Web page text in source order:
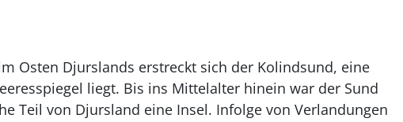
Osten Djurslands erstreckt sich der Kolindsund, eine
liegt. Bis ins Mittelalter hinein war der Sund
Teil von Djursland eine Insel. Infolge von Verlandungen